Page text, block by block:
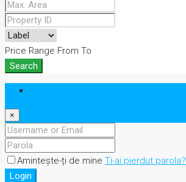
Price Range From To
Search
×
Amintește-ți de mine Ti-ai pierdut parola?
Login